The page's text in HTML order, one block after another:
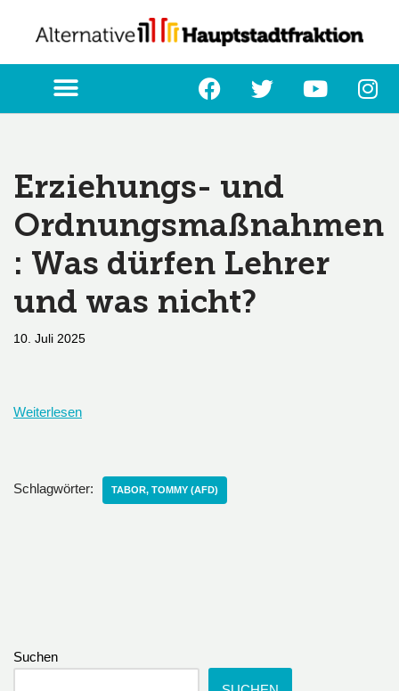
Zum
Inhalt
springen
Erziehungs- und
Ordnungsmaßnahmen
: Was dürfen Lehrer
und was nicht?
10. Juli 2025
Weiterlesen
Schlagwörter: TABOR, TOMMY (AFD)
Suchen